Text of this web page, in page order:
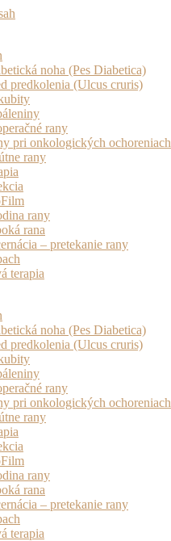
noha (Pes Diabetica)
predkolenia (Ulcus cruris)
rany
pri onkologických ochoreniach
rany
rany
rana
– pretekanie rany
terapia
noha (Pes Diabetica)
predkolenia (Ulcus cruris)
rany
pri onkologických ochoreniach
rany
rany
rana
– pretekanie rany
terapia